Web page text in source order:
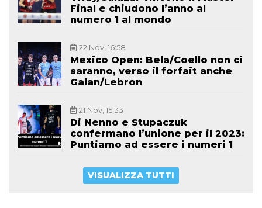
Final e chiudono l’anno al
numero 1 al mondo
22 Nov, 16:58
Mexico Open: Bela/Coello non ci
saranno, verso il forfait anche
Galan/Lebron
21 Nov, 15:33
Di Nenno e Stupaczuk
confermano l’unione per il 2023:
Puntiamo ad essere i numeri 1
VISUALIZZA TUTTI